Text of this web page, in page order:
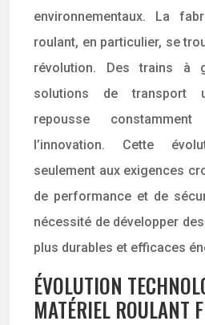
environnementaux. La
roulant, en particulier, se
révolution. Des trains à
solutions de transport
repousse
l’innovation. Cette
seulement aux exigences
de performance et de
nécessité de développer
plus durables et efficaces
ÉVOLUTION
MATÉRIEL ROULANT